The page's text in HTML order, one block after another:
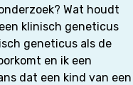
Wat houdt
klinisch geneticus
geneticus als de
en ik een
dat een kind van een